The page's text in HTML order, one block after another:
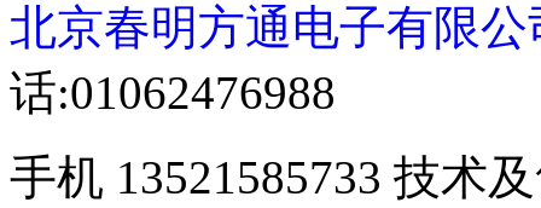
北京春明方通电子有限公
话:01062476988
手机 13521585733 技术